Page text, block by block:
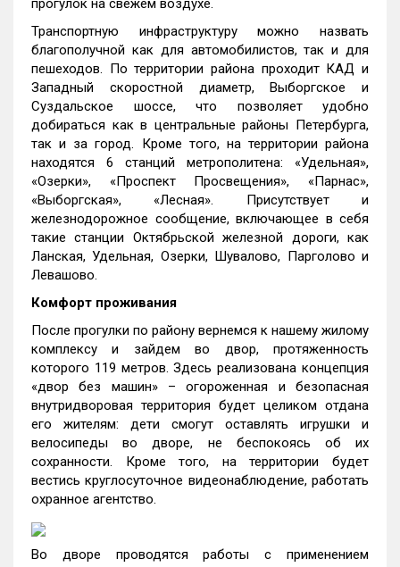
прогулок на свежем воздухе.
Транспортную инфраструктуру можно назвать
благополучной как для автомобилистов, так и для
пешеходов. По территории района проходит КАД и
Западный скоростной диаметр, Выборгское и
Суздальское шоссе, что позволяет удобно
добираться как в центральные районы Петербурга,
так и за город. Кроме того, на территории района
находятся 6 станций метрополитена: «Удельная»,
«Озерки», «Проспект Просвещения», «Парнас»,
«Выборгская», «Лесная». Присутствует и
железнодорожное сообщение, включающее в себя
такие станции Октябрьской железной дороги, как
Ланская, Удельная, Озерки, Шувалово, Парголово и
Левашово.
Комфорт проживания
После прогулки по району вернемся к нашему жилому
комплексу и зайдем во двор, протяженность
которого 119 метров. Здесь реализована концепция
«двор без машин» – огороженная и безопасная
внутридворовая территория будет целиком отдана
его жителям: дети смогут оставлять игрушки и
велосипеды во дворе, не беспокоясь об их
сохранности. Кроме того, на территории будет
вестись круглосуточное видеонаблюдение, работать
охранное агентство.
Во дворе проводятся работы с применением